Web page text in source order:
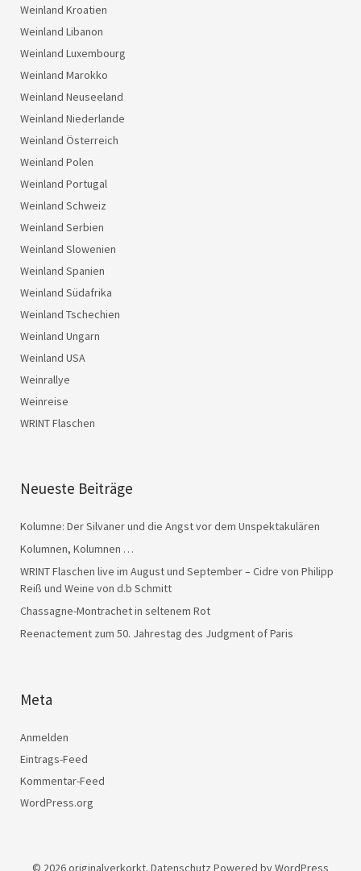
Weinland Kroatien
Weinland Libanon
Weinland Luxembourg
Weinland Marokko
Weinland Neuseeland
Weinland Niederlande
Weinland Österreich
Weinland Polen
Weinland Portugal
Weinland Schweiz
Weinland Serbien
Weinland Slowenien
Weinland Spanien
Weinland Südafrika
Weinland Tschechien
Weinland Ungarn
Weinland USA
Weinrallye
Weinreise
WRINT Flaschen
Neueste Beiträge
Kolumne: Der Silvaner und die Angst vor dem Unspektakulären
Kolumnen, Kolumnen …
WRINT Flaschen live im August und September – Cidre von Philipp
Reiß und Weine von d.b Schmitt
Chassagne-Montrachet in seltenem Rot
Reenactement zum 50. Jahrestag des Judgment of Paris
Meta
Anmelden
Eintrags-Feed
Kommentar-Feed
WordPress.org
© 2026originalverkorkt. Datenschutz Powered byWordPress